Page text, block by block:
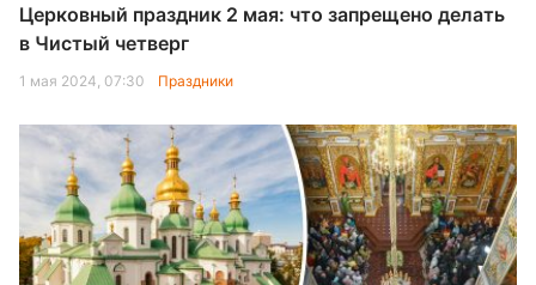
Церковный праздник 2 мая: что запрещено делать
в Чистый четверг
1 мая 2024, 07:30 Праздники